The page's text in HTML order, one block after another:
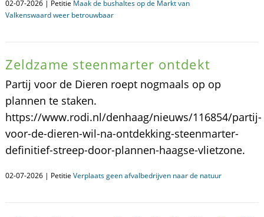
02-07-2026 | Petitie Maak de bushaltes op de Markt van
Valkenswaard weer betrouwbaar
Zeldzame steenmarter ontdekt
Partij voor de Dieren roept nogmaals op op
plannen te staken.
https://www.rodi.nl/denhaag/nieuws/116854/partij-
voor-de-dieren-wil-na-ontdekking-steenmarter-
definitief-streep-door-plannen-haagse-vlietzone.
02-07-2026 | Petitie Verplaats geen afvalbedrijven naar de natuur